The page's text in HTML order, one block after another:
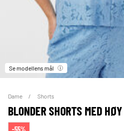
Se modellens mål
Dame Shorts
BLONDER SHORTS MED